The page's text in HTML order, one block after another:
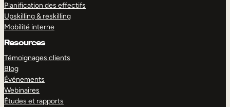
Planification des effectifs
Upskilling & reskilling
Mobilité interne
Resources
Témoignages clients
Blog
Événements
Webinaires
Études et rapports